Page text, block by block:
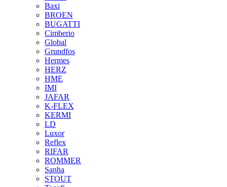
Baxi
BROEN
BUGATTI
Cimberio
Global
Grundfos
Hermes
HERZ
HME
IMI
JAFAR
K-FLEX
KERMI
LD
Luxor
Reflex
RIFAR
ROMMER
Sanha
STOUT